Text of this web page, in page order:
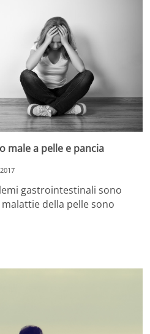
male a pelle e pancia
gastrointestinali sono
della pelle sono